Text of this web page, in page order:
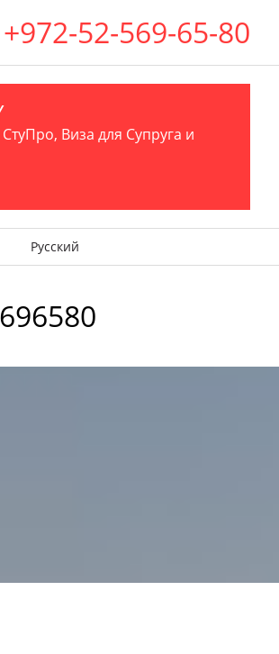
+972-52-569-65-80
Виза для Супруга и
Русский